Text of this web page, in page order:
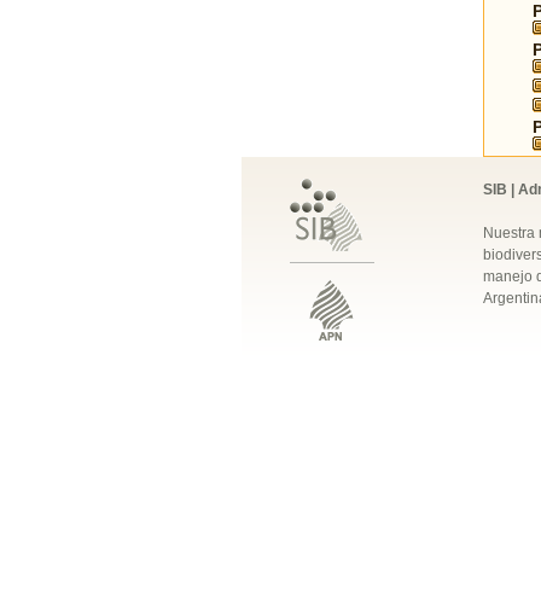
SIB |
Nuestra
manejo